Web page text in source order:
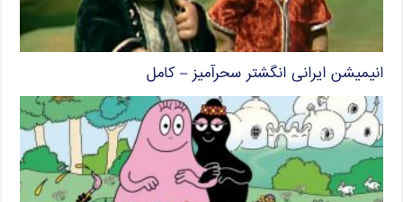
انیمیشن ایرانی انگشتر سحرآمیز – کامل